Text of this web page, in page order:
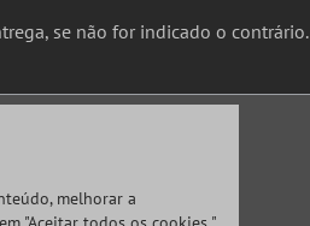
se não for indicado o contrário.
melhorar a